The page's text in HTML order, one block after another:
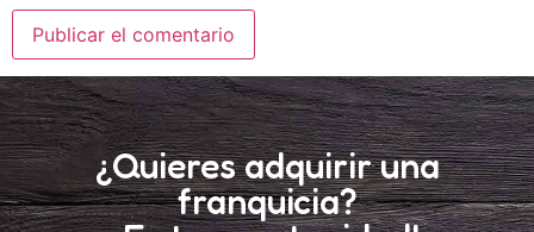
¿Quieres adquirir una
franquicia?